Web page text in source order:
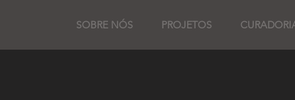
SOBRE NÓS PROJETOS